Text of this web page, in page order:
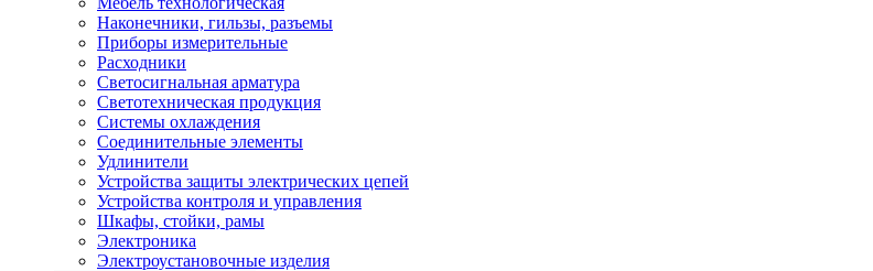
Наконечники, гильзы, разъемы
Приборы измерительные
Расходники
Светосигнальная арматура
Светотехническая продукция
Системы охлаждения
Соединительные элементы
Удлинители
Устройства защиты электрических цепей
Устройства контроля и управления
Шкафы, стойки, рамы
Электроника
Электроустановочные изделия